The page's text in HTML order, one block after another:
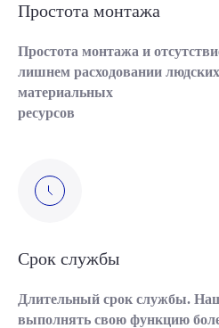
Простота монтажа
Простота монтажа и
лишнем расходовании
материальных
ресурсов
Срок службы
Длительный срок службы.
выполнять свою функцию